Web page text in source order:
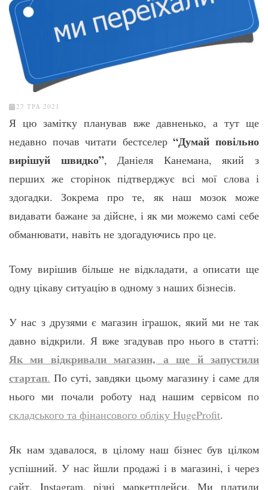
27 ТРА 2021
Я цю замітку планував вже давненько, а тут ще
недавно почав читати бестселер“Думай повільно
вирішуй швидко”, Даніеля Канемана, який з
перших же сторінок підтверджує всі мої слова і
здогадки. Зокрема про те, як наш мозок може
видавати бажане за дійсне, і як ми можемо самі себе
обманювати, навіть не здогадуючись про це.
Тому вирішив більше не відкладати, а описати ще
одну цікаву ситуацію в одному з наших бізнесів.
У нас з друзями є магазин іграшок, який ми не так
давно відкрили. Я вже згадував про нього в статті:
Як ми відкривали магазин, а ще й запустили
стартап. По суті, завдяки цьому магазину і саме для
нього ми почали роботу над нашим сервісом по
складського та фінансового обліку HugeProfit.
Як нам здавалося, в цілому наш бізнес був цілком
успішний. У нас йшли продажі і в магазині, і через
сайт, Instagram, різні маркетплейси. Ми платили